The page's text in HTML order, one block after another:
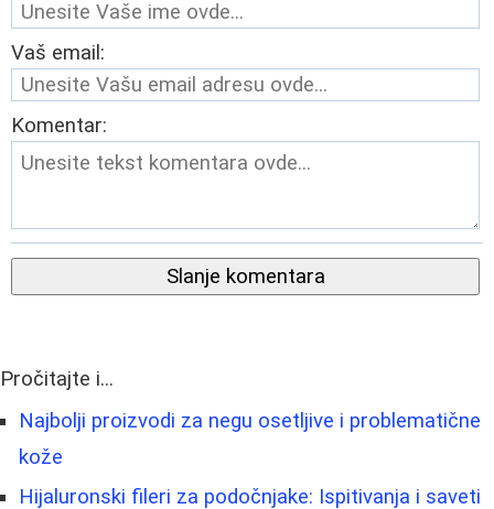
Vaš email:
Komentar:
Slanje komentara
Pročitajte i...
Najbolji proizvodi za negu osetljive i problematične
kože
Hijaluronski fileri za podočnjake: Ispitivanja i saveti